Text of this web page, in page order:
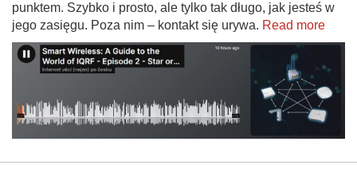
punktem. Szybko i prosto, ale tylko tak długo, jak jesteś w
jego zasięgu. Poza nim – kontakt się urywa. Read more